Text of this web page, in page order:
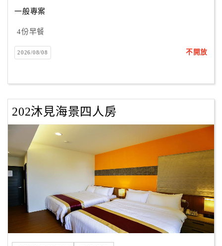
一般專案
4份早餐
2026/08/08 不開放
202沐見海景四人房